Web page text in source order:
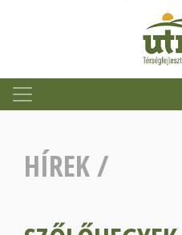
HÍREK/